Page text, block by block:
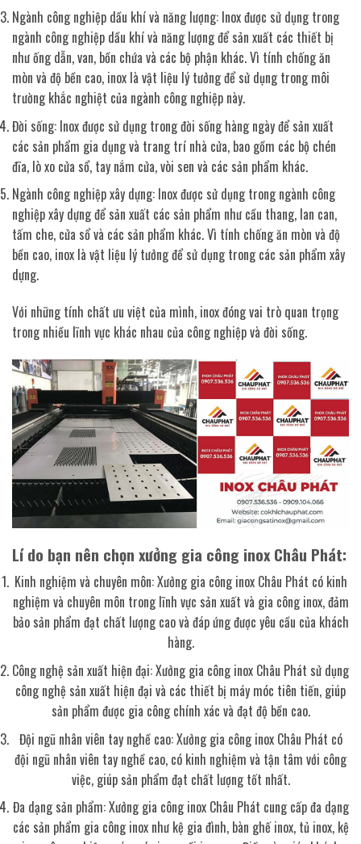
Ngành công nghiệp dầu khí và năng lượng: Inox được sử dụng trong
ngành công nghiệp dầu khí và năng lượng để sản xuất các thiết bị
như ống dẫn, van, bồn chứa và các bộ phận khác. Vì tính chống ăn
mòn và độ bền cao, inox là vật liệu lý tưởng để sử dụng trong môi
trường khắc nghiệt của ngành công nghiệp này.
Đời sống: Inox được sử dụng trong đời sống hàng ngày để sản xuất
các sản phẩm gia dụng và trang trí nhà cửa, bao gồm các bộ chén
đĩa, lò xo cửa sổ, tay nắm cửa, vòi sen và các sản phẩm khác.
Ngành công nghiệp xây dựng: Inox được sử dụng trong ngành công
nghiệp xây dựng để sản xuất các sản phẩm như cầu thang, lan can,
tấm che, cửa sổ và các sản phẩm khác. Vì tính chống ăn mòn và độ
bền cao, inox là vật liệu lý tưởng để sử dụng trong các sản phẩm xây
dựng.
Với những tính chất ưu việt của mình, inox đóng vai trò quan trọng
trong nhiều lĩnh vực khác nhau của công nghiệp và đời sống.
Lí do bạn nên chọn xưởng gia công inox Châu Phát:
Kinh nghiệm và chuyên môn: Xưởng gia công inox Châu Phát có kinh
nghiệm và chuyên môn trong lĩnh vực sản xuất và gia công inox, đảm
bảo sản phẩm đạt chất lượng cao và đáp ứng được yêu cầu của khách
hàng.
Công nghệ sản xuất hiện đại: Xưởng gia công inox Châu Phát sử dụng
công nghệ sản xuất hiện đại và các thiết bị máy móc tiên tiến, giúp
sản phẩm được gia công chính xác và đạt độ bền cao.
Đội ngũ nhân viên tay nghề cao: Xưởng gia công inox Châu Phát có
đội ngũ nhân viên tay nghề cao, có kinh nghiệm và tận tâm với công
việc, giúp sản phẩm đạt chất lượng tốt nhất.
Đa dạng sản phẩm: Xưởng gia công inox Châu Phát cung cấp đa dạng
các sản phẩm gia công inox như kệ gia đình, bàn ghế inox, tủ inox, kệ